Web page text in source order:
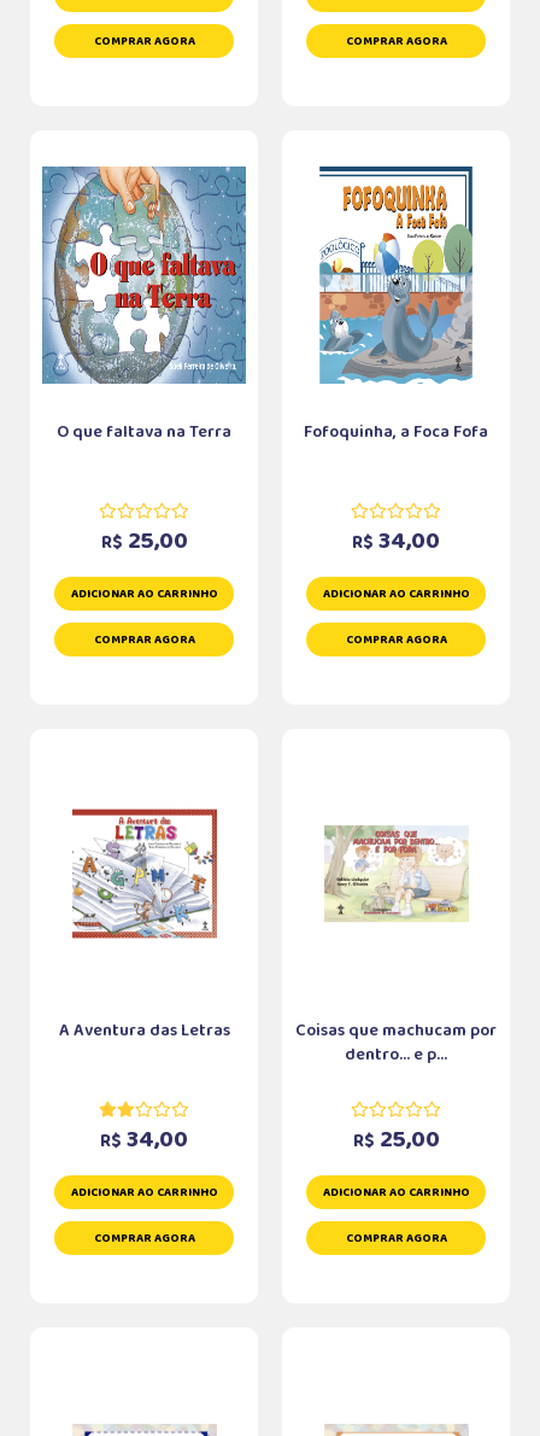
COMPRAR AGORA COMPRAR AGORA
O que faltava na Terra
R$ 25,00
ADICIONAR AO CARRINHO
COMPRAR AGORA
Fofoquinha, a Foca Fofa
R$ 34,00
ADICIONAR AO CARRINHO
COMPRAR AGORA
A Aventura das Letras
R$ 34,00
ADICIONAR AO CARRINHO
COMPRAR AGORA
Coisas que machucam por
dentro... e p...
R$ 25,00
ADICIONAR AO CARRINHO
COMPRAR AGORA